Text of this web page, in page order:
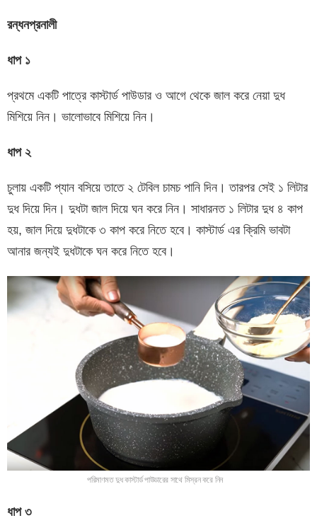
রন্ধনপ্রনালী
ধাপ ১
প্রথমে একটি পাত্রে কাস্টার্ড পাউডার ও আগে থেকে জাল করে নেয়া দুধ
মিশিয়ে নিন। ভালোভাবে মিশিয়ে নিন।
ধাপ ২
চুলায় একটি প্যান বসিয়ে তাতে ২ টেবিল চামচ পানি দিন। তারপর সেই ১ লিটার
দুধ দিয়ে দিন। দুধটা জাল দিয়ে ঘন করে নিন। সাধারনত ১ লিটার দুধ ৪ কাপ
হয়, জাল দিয়ে দুধটাকে ৩ কাপ করে নিতে হবে। কাস্টার্ড এর ক্রিমি ভাবটা
আনার জন্যই দুধটাকে ঘন করে নিতে হবে।
পরিমাণমত দুধ কাস্টার্ড পাউডারের সাথে মিস্রন করে নিন
ধাপ ৩